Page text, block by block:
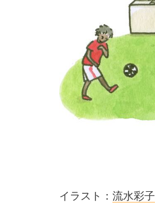
イラスト： 流水彩子